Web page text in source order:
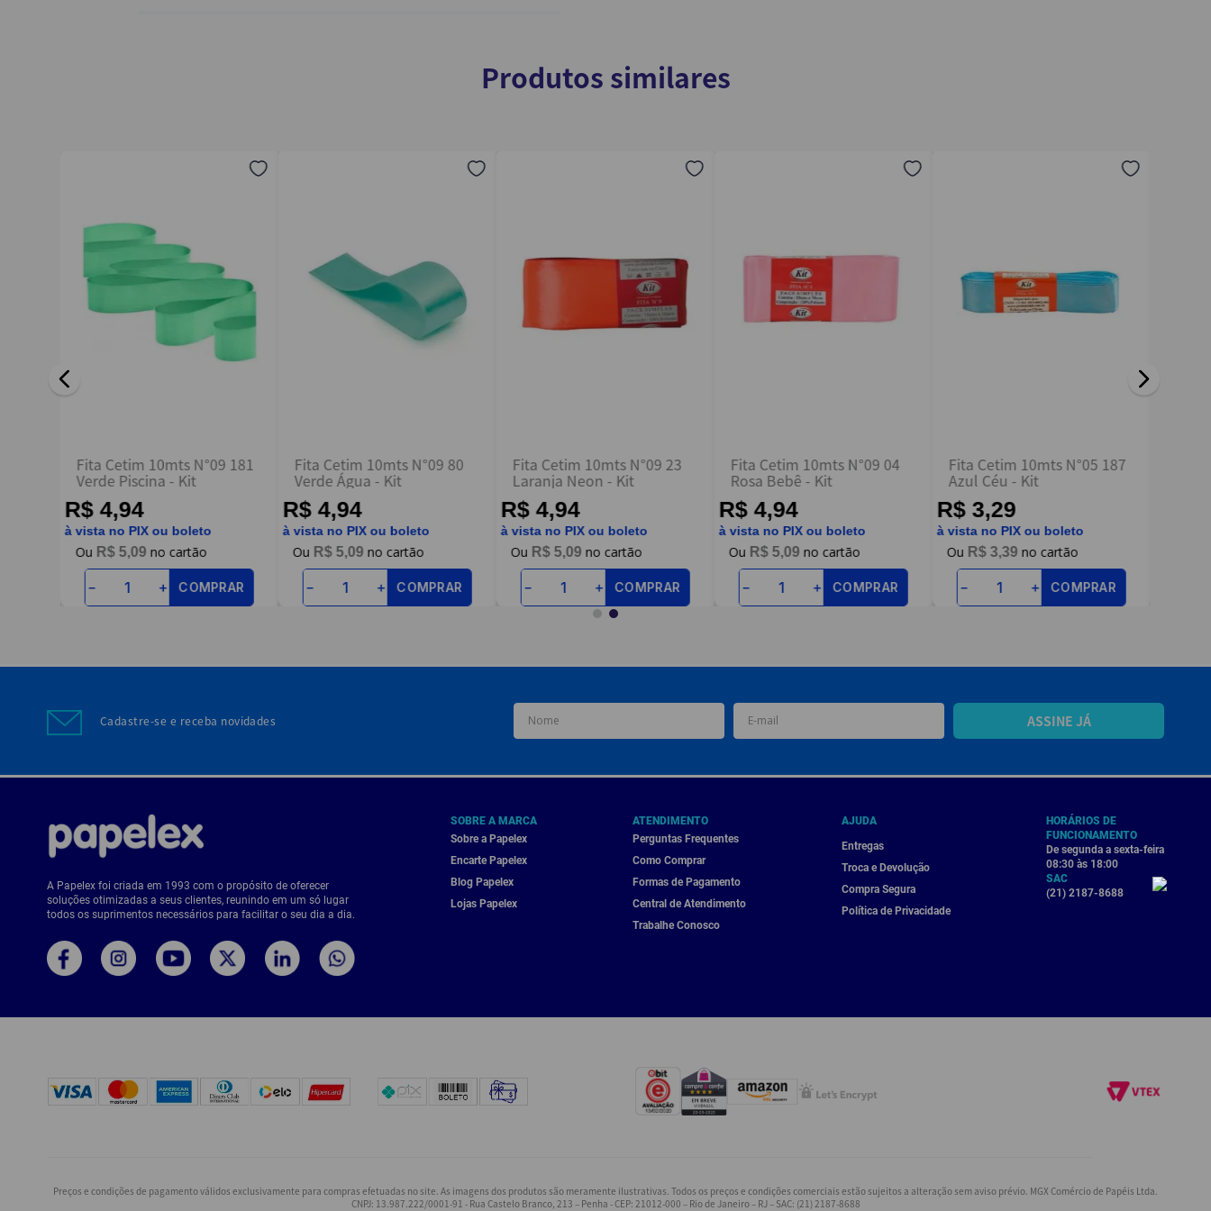
Escreva uma avaliação
Produtos similares
Fita Cetim 10mts N°09 181
Verde Piscina - Kit
R$ 4,94
à vista no PIX ou boleto
R$ 5,09
＋
－ COMPRAR
Fita Cetim 10mts N°09 80
Verde Água - Kit
R$ 4,94
à vista no PIX ou boleto
R$ 5,09
＋
－ COMPRAR
Fita Cetim 10mts N°09 23
Laranja Neon - Kit
R$ 4,94
à vista no PIX ou boleto
R$ 5,09
＋
－ COMPRAR
Fita Cetim 10mts N°09 04
Rosa Bebê - Kit
R$ 4,94
à vista no PIX ou boleto
R$ 5,09
＋
－ COMPRAR
Fita Cetim 10mts N°05 187
Azul Céu - Kit
R$ 3,29
à vista no PIX ou boleto
R$ 3,39
＋
－ COMPRAR
Cadastre-se e receba novidades ASSINE JÁ
A Papelex foi criada em 1993 com o propósito de oferecer
soluções otimizadas a seus clientes, reunindo em um só lugar
todos os suprimentos necessários para facilitar o seu dia a dia.
SOBRE A MARCA
Sobre a Papelex
Encarte Papelex
Blog Papelex
Lojas Papelex
ATENDIMENTO
Perguntas Frequentes
Como Comprar
Formas de Pagamento
Central de Atendimento
Trabalhe Conosco
AJUDA
Entregas
Troca e Devolução
Compra Segura
Política de Privacidade
HORÁRIOS DE
FUNCIONAMENTO
De segunda a sexta-feira
08:30 às 18:00
SAC
(21) 2187-8688
Preços e condições de pagamento válidos exclusivamente para compras efetuadas no site. As imagens dos produtos são meramente ilustrativas. Todos os preços e condições comerciais estão sujeitos a alteração sem aviso prévio. MGX Comércio de Papéis Ltda.
CNPJ: 13.987.222/0001-91 - Rua Castelo Branco, 213 – Penha - CEP: 21012-000 – Rio de Janeiro – RJ – SAC: (21) 2187-8688